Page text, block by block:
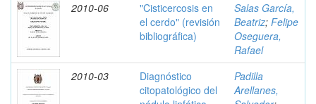
2010-06
"Cisticercosis en
el cerdo" (revisión
bibliográfica)
Salas García,
Beatriz; Felipe
Oseguera,
Rafael
2010-03
Diagnóstico
citopatológico del
Padilla
Arellanes,